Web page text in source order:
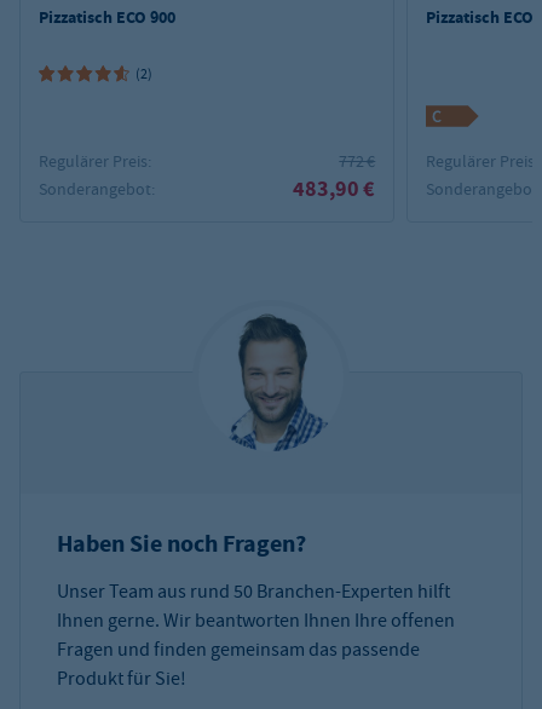
Pizzatisch ECO 900
(2)
Regulärer Preis:
772 €
Sonderangebot:
483,90 €
Pizzatisch ECO
Regulärer Preis:
Sonderangebot:
Haben Sie noch Fragen?
Unser Team aus rund 50 Branchen-Experten hilft
Ihnen gerne. Wir beantworten Ihnen Ihre offenen
Fragen und finden gemeinsam das passende
Produkt für Sie!